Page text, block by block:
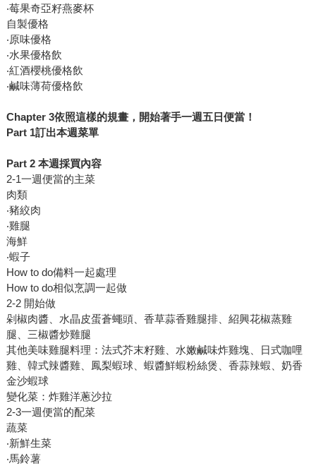
‧莓果奇亞籽燕麥杯
自製優格
‧原味優格
‧水果優格飲
‧紅酒櫻桃優格飲
‧鹹味薄荷優格飲
Chapter 3依照這樣的規畫，開始著手一週五日便當！
Part 1訂出本週菜單
Part 2 本週採買內容
2-1一週便當的主菜
肉類
‧豬絞肉
‧雞腿
海鮮
‧蝦子
How to do備料一起處理
How to do相似烹調一起做
2-2 開始做
剁椒肉醬、水晶皮蛋蒼蠅頭、香草蒜香雞腿排、紹興花椒蒸雞
腿、三椒醬炒雞腿
其他美味雞腿料理：法式芥末籽雞、水嫩鹹味炸雞塊、日式咖哩
雞、韓式辣醬雞、鳳梨蝦球、蝦醬鮮蝦粉絲煲、香蒜辣蝦、奶香
金沙蝦球
變化菜：炸雞洋蔥沙拉
2-3一週便當的配菜
蔬菜
‧新鮮生菜
‧馬鈴薯